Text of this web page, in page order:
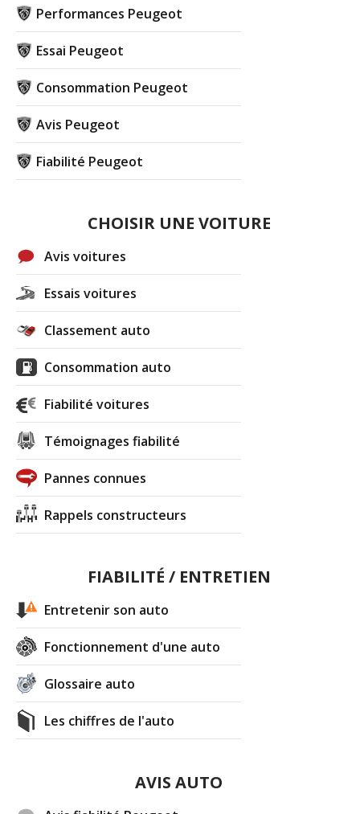
Performances Peugeot
Essai Peugeot
Consommation Peugeot
Avis Peugeot
Fiabilité Peugeot
CHOISIR UNE VOITURE
Avis voitures
Essais voitures
Classement auto
Consommation auto
Fiabilité voitures
Témoignages fiabilité
Pannes connues
Rappels constructeurs
FIABILITÉ / ENTRETIEN
Entretenir son auto
Fonctionnement d'une auto
Glossaire auto
Les chiffres de l'auto
AVIS AUTO